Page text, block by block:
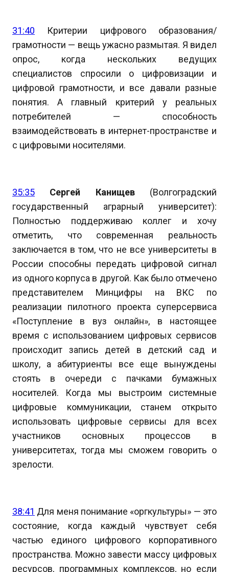
31:40 Критерии цифрового образования/
грамотности — вещь ужасно размытая. Я видел
опрос, когда нескольких ведущих
специалистов спросили о цифровизации и
цифровой грамотности, и все давали разные
понятия. А главный критерий у реальных
потребителей — способность
взаимодействовать в интернет-пространстве и
с цифровыми носителями.
35:35 Сергей Канищев(Волгоградский
государственный аграрный университет):
Полностью поддерживаю коллег и хочу
отметить, что современная реальность
заключается в том, что не все университеты в
России способны передать цифровой сигнал
из одного корпуса в другой. Как было отмечено
представителем Минцифры на ВКС по
реализации пилотного проекта суперсервиса
«Поступление в вуз онлайн», в настоящее
время с использованием цифровых сервисов
происходит запись детей в детский сад и
школу, а абитуриенты все еще вынуждены
стоять в очереди с пачками бумажных
носителей. Когда мы выстроим системные
цифровые коммуникации, станем открыто
использовать цифровые сервисы для всех
участников основных процессов в
университетах, тогда мы сможем говорить о
зрелости.
38:41 Для меня понимание «оргкультуры» — это
состояние, когда каждый чувствует себя
частью единого цифрового корпоративного
пространства. Можно завести массу цифровых
ресурсов, программных комплексов, но если